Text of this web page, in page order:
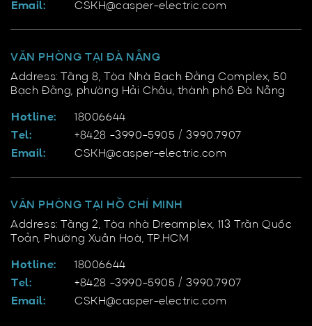
Email:
CSKH@casper-electric.com
VĂN PHÒNG TẠI ĐÀ NẴNG
Address: Tầng 8, Tòa Nhà Bạch Đằng Complex, 50
Bạch Đằng, phường Hải Châu, thành phố Đà Nẵng
Hotline:
18006644
Tel:
+8428 -3990-5905 / 3990.7907
Email:
CSKH@casper-electric.com
VĂN PHÒNG TẠI HỒ CHÍ MINH
Address: Tầng 2, Tòa nhà Dreamplex, 113 Trần Quốc
Toản, Phường Xuân Hoà, TP.HCM
Hotline:
18006644
Tel:
+8428 -3990-5905 / 3990.7907
Email:
CSKH@casper-electric.com